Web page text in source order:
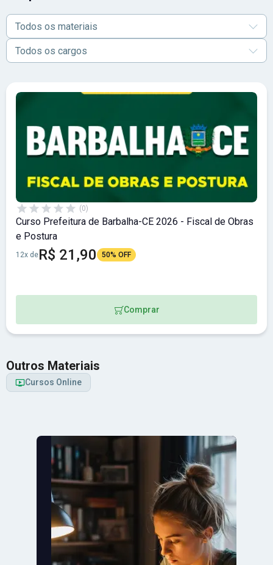
R$ 100,00 a R$ 150,00
Todos os materiais
Todos os cargos
(0)
Curso Prefeitura de Barbalha-CE 2026 - Fiscal de Obras
e Postura
12x deR$ 21,90 50% OFF
Comprar
Outros Materiais
Cursos Online